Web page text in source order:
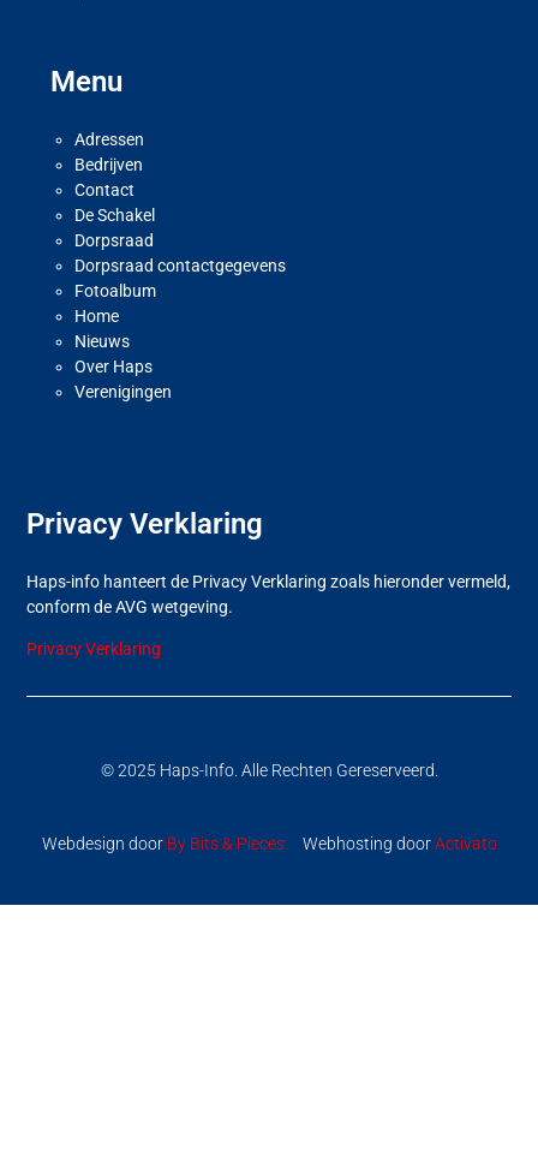
Menu
Adressen
Bedrijven
Contact
De Schakel
Dorpsraad
Dorpsraad contactgegevens
Fotoalbum
Home
Nieuws
Over Haps
Verenigingen
Privacy Verklaring
Haps-info hanteert de Privacy Verklaring zoals hieronder vermeld,
conform de AVG wetgeving.
Privacy Verklaring
© 2025 Haps-Info. Alle Rechten Gereserveerd.
Webdesign door By Bits & PiecesWebhosting doorActivato